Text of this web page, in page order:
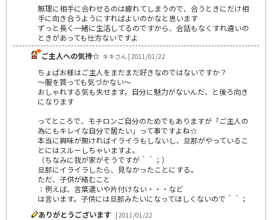
無理に相手に合わせるのは疲れてしまうので、合うときにだけ相
手に向き合うようにすればよいのかなと思います
ずっと長く一緒に生活してるのですから、会話もなくすれ違いの
ときがあっても仕方ないですよ
ご主人への気持☆ キキさん | 2011/01/22
ちょぱお様はご主人をまだまだ好きなのではないですか？
～服を買っても気づかない～
おしゃれする気も失せます。自分に魅力がないんだ、と後ろ向き
になります
ってところで、モチロンご自分のためでもありますが「ご主人の
為にもキレイな自分で居たい」って事ですよね☆
本当に興味が無ければイライラもしないし、旦那がやっているこ
とにはスルーしちゃいますよ。
（ちなみに我が家がそうですが＾＾；）
旦那にイライラしたら、見なかったことにする。
ただ、子供が絡むこと
：例えば、言葉遣いや片付けない・・・など
は言います。子供には旦那みたいになってほしくないので＾＾；
ありがとうございます | 2011/01/22